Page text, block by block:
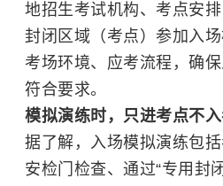
地招生考试机构、考点安
封闭区域（考点）参加入
考场环境、应考流程，确
符合要求。
模拟演练时，只进考点不
据了解，入场模拟演练包
安检门检查、通过“专用封